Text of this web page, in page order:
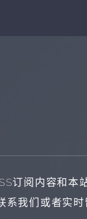
订阅内容和本
我们或者实时